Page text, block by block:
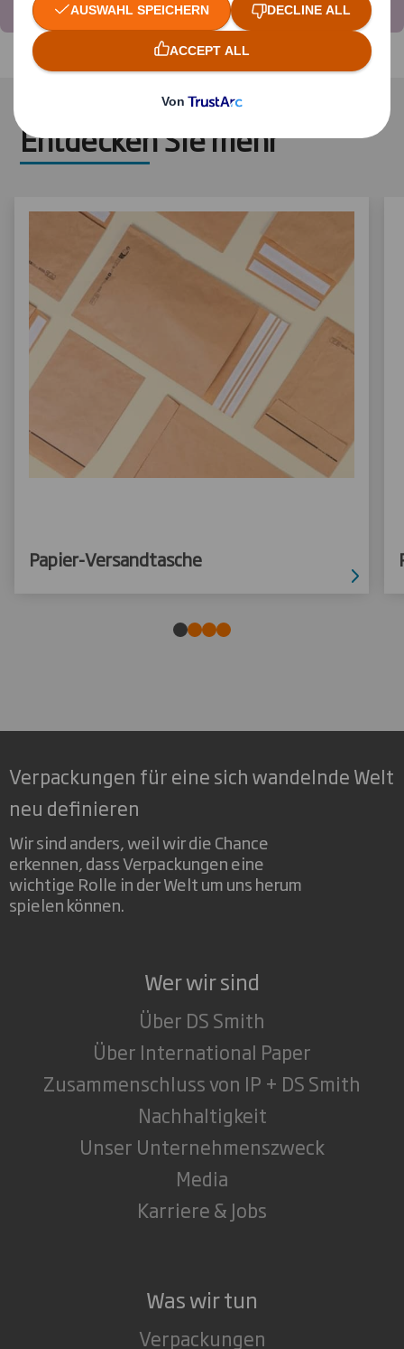
Entdecken Sie mehr
Papier-Versandtasche
Verpackungen für eine sich wandelnde Welt
neu definieren
Wir sind anders, weil wir die Chance
erkennen, dass Verpackungen eine
wichtige Rolle in der Welt um uns herum
spielen können.
Wer wir sind
Über DS Smith
Über International Paper
Zusammenschluss von IP + DS Smith
Nachhaltigkeit
Unser Unternehmenszweck
Media
Karriere & Jobs
Was wir tun
Verpackungen